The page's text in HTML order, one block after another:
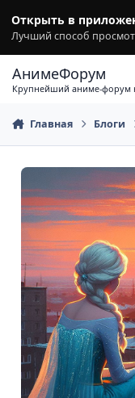
Открыть в
Лучший способ
АнимеФорум
Крупнейший аниме-форум
Главная Блоги